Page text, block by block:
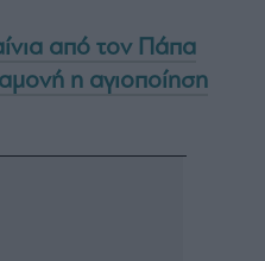
από τον Πάπα
η αγιοποίηση